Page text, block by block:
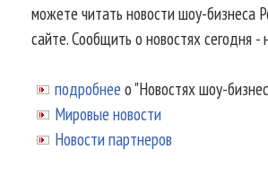
можете читать новости шоу-бизнеса
сайте. Сообщить о новостях сегодня -
подробнее о "Новостях шоу-
Мировые новости
Новости партнеров